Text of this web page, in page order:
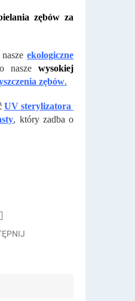
zębów za
ekologiczne
nasze wysokiej
zębów.
UV sterylizatora
, który zadba o